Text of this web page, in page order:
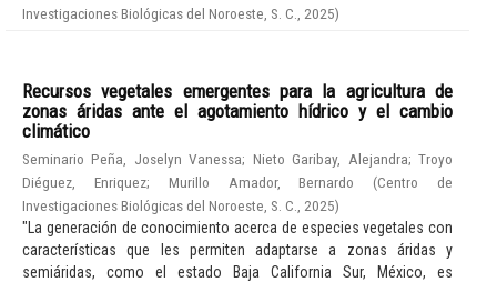
Investigaciones Biológicas del Noroeste, S. C.
2025)
Recursos vegetales emergentes para la agricultura de
zonas áridas ante el agotamiento hídrico y el cambio
climático
Seminario Peña, Joselyn Vanessa; Nieto Garibay, Alejandra;Troyo
Diéguez, Enriquez; Murillo Amador, Bernardo (Centro de
Investigaciones Biológicas del Noroeste, S. C.
2025)
"La generación de conocimiento acerca de especies vegetales con
características que les permiten adaptarse a zonas áridas y
semiáridas, como el estado Baja California Sur, México, es